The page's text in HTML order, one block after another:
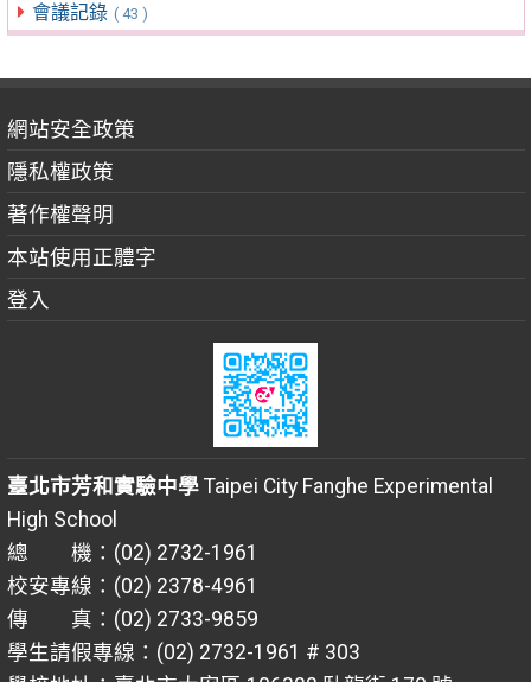
會議記錄 ( 43 )
網站安全政策
隱私權政策
著作權聲明
本站使用正體字
登入
臺北市芳和實驗中學Taipei City Fanghe Experimental
High School
總 機：(02) 2732-1961
校安專線：(02) 2378-4961
傳 真：(02) 2733-9859
學生請假專線：(02) 2732-1961 # 303